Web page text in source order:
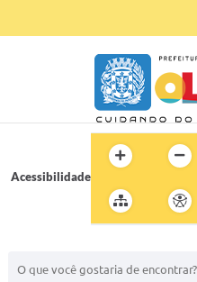
Acessibilidade